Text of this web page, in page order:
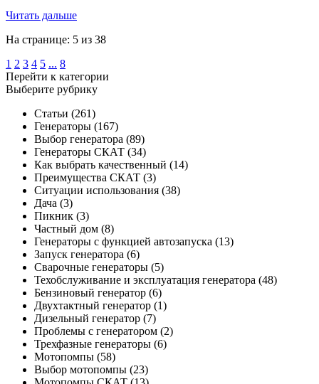
Читать дальше
На странице: 5 из 38
1 2 3 4 5 ... 8
Перейти к категории
Выберите рубрику
Статьи (261)
Генераторы (167)
Выбор генератора (89)
Генераторы СКАТ (34)
Как выбрать качественный (14)
Преимущества СКАТ (3)
Ситуации использования (38)
Дача (3)
Пикник (3)
Частный дом (8)
Генераторы с функцией автозапуска (13)
Запуск генератора (6)
Сварочные генераторы (5)
Техобслуживание и эксплуатация генератора (48)
Бензиновый генератор (6)
Двухтактный генератор (1)
Дизельный генератор (7)
Проблемы с генератором (2)
Трехфазные генераторы (6)
Мотопомпы (58)
Выбор мотопомпы (23)